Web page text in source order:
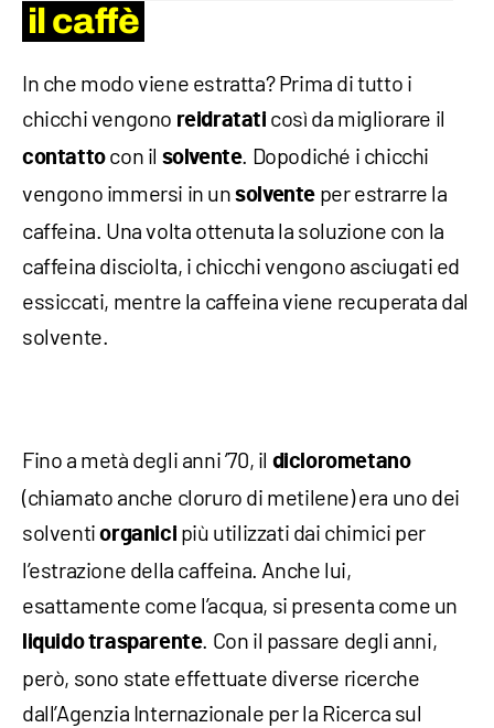
il caffè
In che modo viene estratta? Prima di tutto i
chicchi vengono reidratati così da migliorare il
contattocon il solvente. Dopodiché i chicchi
vengono immersi in unsolvente per estrarre la
caffeina. Una volta ottenuta la soluzione con la
caffeina disciolta, i chicchi vengono asciugati ed
essiccati, mentre la caffeina viene recuperata dal
solvente.
Fino a metà degli anni ’70, il diclorometano
(chiamato anche cloruro di metilene) era uno dei
solventiorganici più utilizzati dai chimici per
l’estrazione della caffeina. Anche lui,
esattamente come l’acqua, si presenta come un
liquidotrasparente. Con il passare degli anni,
però, sono state effettuate diverse ricerche
dall’Agenzia Internazionale per la Ricerca sul